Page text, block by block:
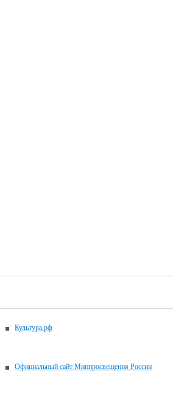
Культура.рф
Официальный сайт Минпросвещения России